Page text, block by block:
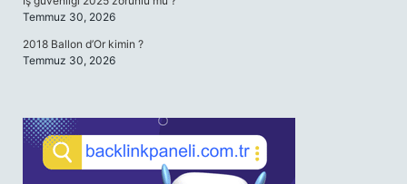
Temmuz 30, 2026
2018 Ballon d’Or kimin ?
Temmuz 30, 2026